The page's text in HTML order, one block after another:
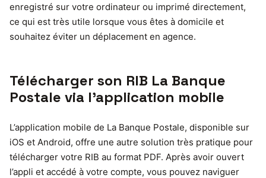
enregistré sur votre ordinateur ou imprimé directement,
ce qui est très utile lorsque vous êtes à domicile et
souhaitez éviter un déplacement en agence.
Télécharger son RIB La Banque
Postale via l’application mobile
L’application mobile de La Banque Postale, disponible sur
iOS et Android, offre une autre solution très pratique pour
télécharger votre RIB au format PDF. Après avoir ouvert
l’appli et accédé à votre compte, vous pouvez naviguer